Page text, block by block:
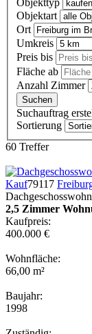
Objekttyp
Objektart
Ort
Umkreis
Preis bis
Fläche ab
Anzahl Zimmer
Suchauftrag
Sortierung
60 Treffer
Kauf79117
2,5 Zimmer
Kaufpreis:
400.000 €
Wohnfläche:
66,00 m²
Baujahr:
1998